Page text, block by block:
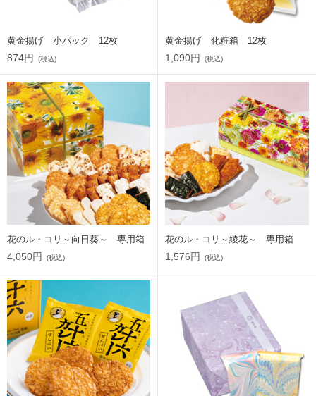
黄金揚げ 小パック 12枚
874円 (税込)
黄金揚げ 化粧箱 12枚
1,090円 (税込)
花のル・コリ～向日葵～ 専用箱
4,050円 (税込)
花のル・コリ～綾花～ 専用箱
1,576円 (税込)